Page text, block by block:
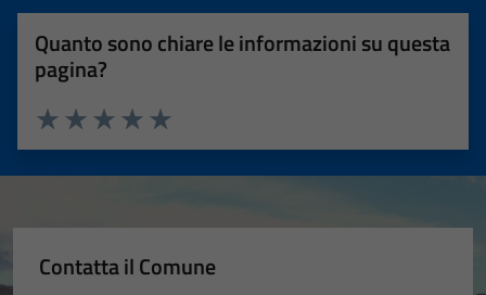
Quanto sono chiare le informazioni su questa
pagina?
Valuta 5 stelle su 5
Valuta 4 stelle su 5
Valuta 3 stelle su 5
Valuta 2 stelle su 5
Valuta 1 stelle su 5
Contatta il Comune